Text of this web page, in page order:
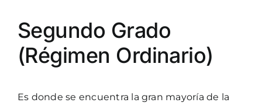
Segundo Grado
(Régimen Ordinario)
Es donde se encuentra la gran mayoría de la